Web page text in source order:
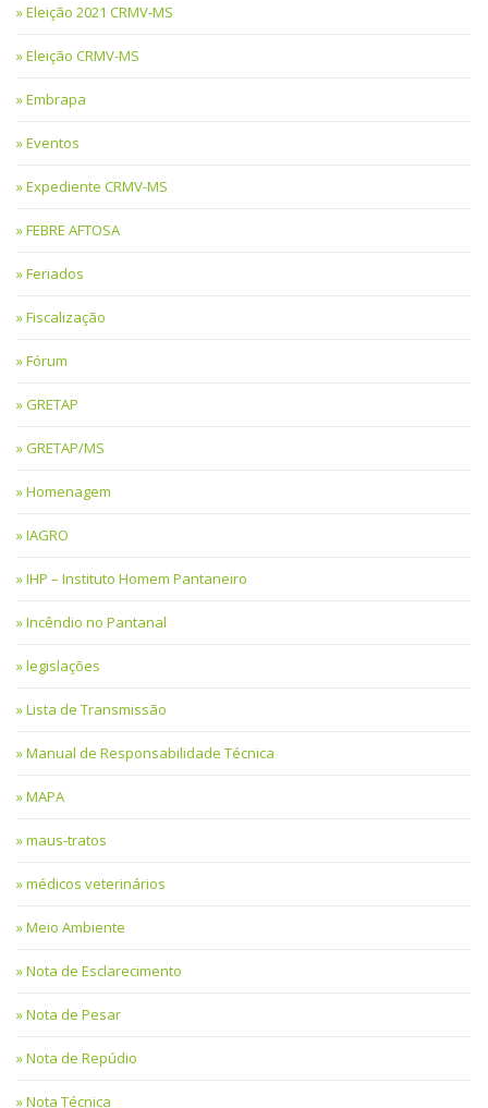
Eleição 2021 CRMV-MS
Eleição CRMV-MS
Embrapa
Eventos
Expediente CRMV-MS
FEBRE AFTOSA
Feriados
Fiscalização
Fórum
GRETAP
GRETAP/MS
Homenagem
IAGRO
IHP – Instituto Homem Pantaneiro
Incêndio no Pantanal
legislações
Lista de Transmissão
Manual de Responsabilidade Técnica
MAPA
maus-tratos
médicos veterinários
Meio Ambiente
Nota de Esclarecimento
Nota de Pesar
Nota de Repúdio
Nota Técnica